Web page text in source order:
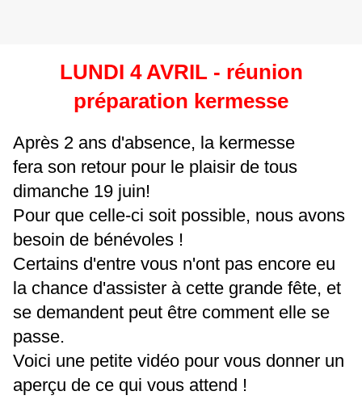
LUNDI 4 AVRIL - réunion
préparation kermesse
Après 2 ans d'absence, la kermesse
fera son retour pour le plaisir de tous
dimanche 19 juin!
Pour que celle-ci soit possible, nous avons
besoin de bénévoles !
Certains d'entre vous n'ont pas encore eu
la chance d'assister à cette grande fête, et
se demandent peut être comment elle se
passe.
Voici une petite vidéo pour vous donner un
aperçu de ce qui vous attend !